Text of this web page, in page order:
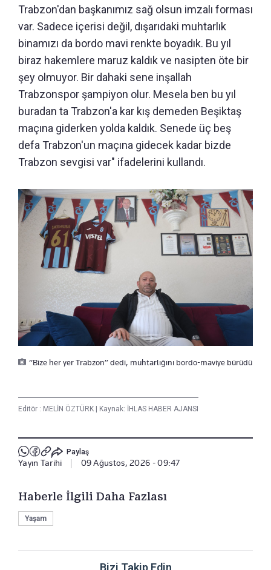
Trabzon'dan başkanımız sağ olsun imzalı forması
var. Sadece içerisi değil, dışarıdaki muhtarlık
binamızı da bordo mavi renkte boyadık. Bu yıl
biraz hakemlere maruz kaldık ve nasipten öte bir
şey olmuyor. Bir dahaki sene inşallah
Trabzonspor şampiyon olur. Mesela ben bu yıl
buradan ta Trabzon'a kar kış demeden Beşiktaş
maçına giderken yolda kaldık. Senede üç beş
defa Trabzon'un maçına gidecek kadar bizde
Trabzon sevgisi var" ifadelerini kullandı.
“Bize her yer Trabzon” dedi, muhtarlığını bordo-maviye bürüdü
Editör : MELİN ÖZTÜRK | Kaynak: İHLAS HABER AJANSI
Paylaş
Yayın Tarihi 09 Ağustos, 2026 - 09:47
Haberle İlgili Daha Fazlası
Yaşam
Bizi Takip Edin